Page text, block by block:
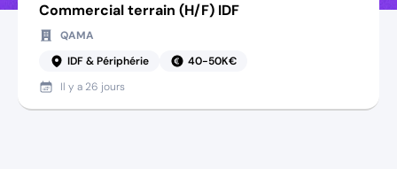
Commercial terrain (H/F) IDF
QAMA
IDF & Périphérie
40-50K€
Il y a 26 jours